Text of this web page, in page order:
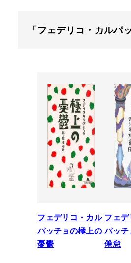
「フェデリコ・カルパ
フェデリコ・カル
パッチョの極上の
憂鬱
フェデ
パッチ
倦怠